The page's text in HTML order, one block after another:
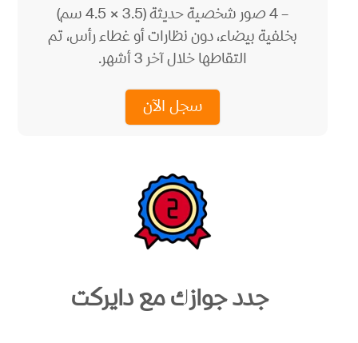
– 4 صور شخصية حديثة (3.5 × 4.5 سم)
بخلفية بيضاء، دون نظارات أو غطاء رأس، تم
التقاطها خلال آخر 3 أشهر.
سجل الآن
جدد جوازك مع دايركت